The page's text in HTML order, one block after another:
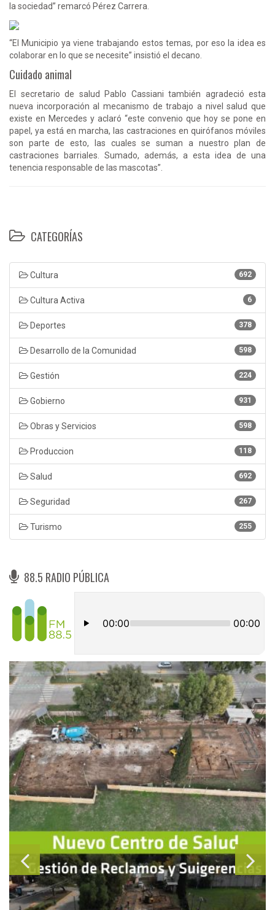
la sociedad” remarcó Pérez Carrera.
“El Municipio ya viene trabajando estos temas, por eso la idea es
colaborar en lo que se necesite” insistió el decano.
Cuidado animal
El secretario de salud Pablo Cassiani también agradeció esta
nueva incorporación al mecanismo de trabajo a nivel salud que
existe en Mercedes y aclaró “este convenio que hoy se pone en
papel, ya está en marcha, las castraciones en quirófanos móviles
son parte de esto, las cuales se suman a nuestro plan de
castraciones barriales. Sumado, además, a esta idea de una
tenencia responsable de las mascotas”.
CATEGORÍAS
692
Cultura
6
Cultura Activa
378
Deportes
598
Desarrollo de la Comunidad
224
Gestión
931
Gobierno
598
Obras y Servicios
118
Produccion
692
Salud
267
Seguridad
255
Turismo
88.5 RADIO PÚBLICA